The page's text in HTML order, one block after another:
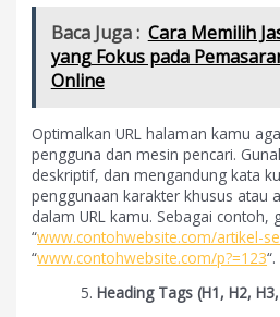
Baca Juga : Cara Memilih
yang Fokus pada
Online
Optimalkan URL halaman kamu
pengguna dan mesin pencari.
deskriptif, dan mengandung kata
penggunaan karakter khusus atau
dalam URL kamu. Sebagai contoh,
“www.contohwebsite.com/artikel-
“www.contohwebsite.com/p?=123“.
Heading Tags (H1, H2,